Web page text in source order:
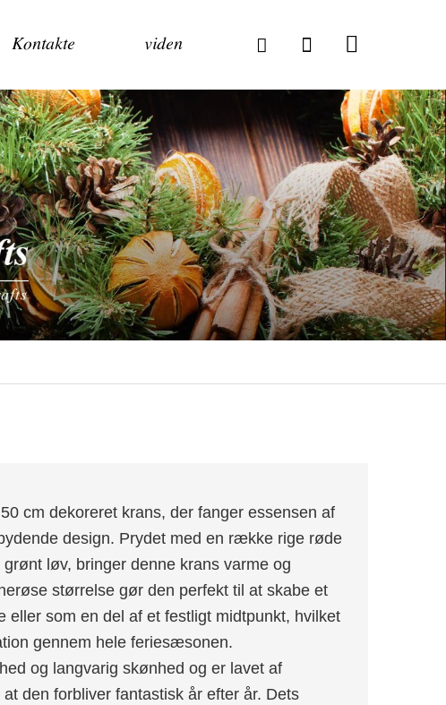
Kontakte viden
cm dekoreret krans, der fanger essensen af
design. Prydet med en række rige røde
løv, bringer denne krans varme og
størrelse gør den perfekt til at skabe et
som en del af et festligt midtpunkt, hvilket
gennem hele feriesæsonen.
og langvarig skønhed og er lavet af
den forbliver fantastisk år efter år. Dets